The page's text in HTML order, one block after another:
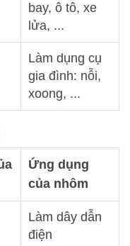
bay, ô tô, xe
lửa, ...
Làm dụng cụ
gia đình: nỗi,
xoong, ...
Ứng dụng
của nhôm
Làm dây dẫn
điện